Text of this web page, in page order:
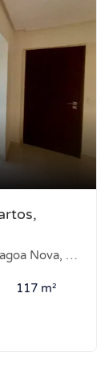
Natal-RN
117 m²